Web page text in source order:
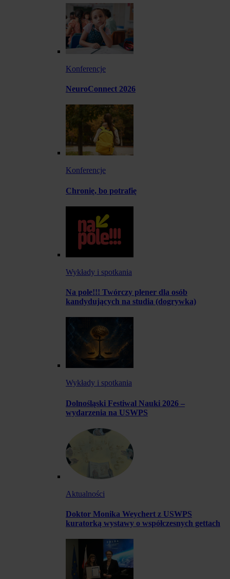
Konferencje
NeuroConnect 2026
Konferencje
Chronię, bo potrafię
Wykłady i spotkania
Na pole!!! Twórczy plener dla osób
kandydujących na studia (dogrywka)
Wykłady i spotkania
Dolnośląski Festiwal Nauki 2026 –
wydarzenia na USWPS
Aktualności
Doktor Monika Weychert z USWPS
kuratorką wystawy o współczesnych gettach